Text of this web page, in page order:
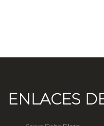
ENLACES